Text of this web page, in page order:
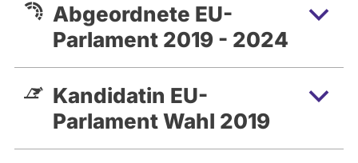
Abgeordnete EU-
Parlament 2019 - 2024
Kandidatin EU-
Parlament Wahl 2019